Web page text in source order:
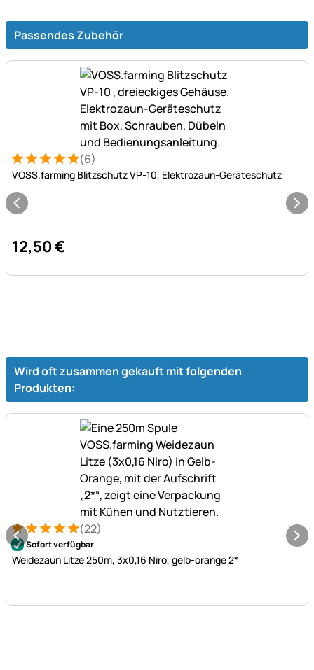
Passendes Zubehör
Bewertung: 5 von 5 (6 Bewertungen)
6 Bewertungen
(6)
VOSS.farming Blitzschutz VP-10, Elektrozaun-Geräteschutz
12,50€
Wird oft zusammen gekauft mit folgenden
Produkten:
Bewertung: 5 von 5 (22 Bewertungen)
22 Bewertungen
(22)
Sofort verfügbar
Weidezaun Litze 250m, 3x0,16 Niro, gelb-orange 2*